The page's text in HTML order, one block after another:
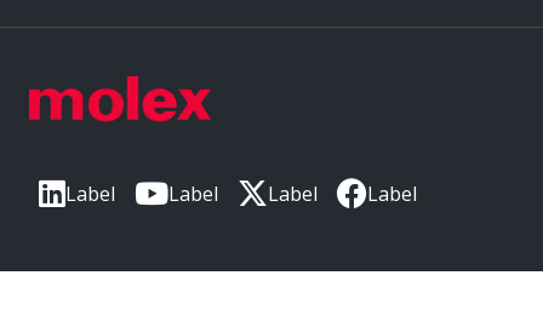
Label Label Label Label